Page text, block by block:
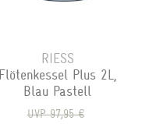
RIESS
Flötenkessel Plus 2L,
Blau Pastell
UVP 97,95 €